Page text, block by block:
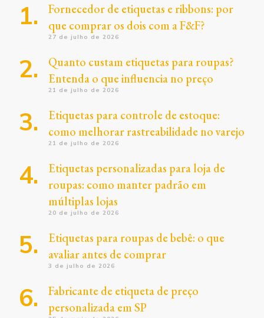
Fornecedor de etiquetas e ribbons: por
que comprar os dois com a F&F?
27 de julho de 2026
Quanto custam etiquetas para roupas?
Entenda o que influencia no preço
21 de julho de 2026
Etiquetas para controle de estoque:
como melhorar rastreabilidade no varejo
21 de julho de 2026
Etiquetas personalizadas para loja de
roupas: como manter padrão em
múltiplas lojas
20 de julho de 2026
Etiquetas para roupas de bebê: o que
avaliar antes de comprar
3 de julho de 2026
Fabricante de etiqueta de preço
personalizada em SP